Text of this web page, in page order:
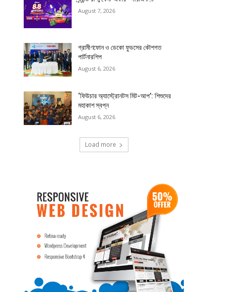
August 7, 2026
গ্রামীণফোন ও ডেকো ফুডসের কৌশগত
পার্টনারশিপ
August 6, 2026
‘ফিউচার অ্যাস্ট্রোনটস মিট-আপ’: শিশুদের
মহাকাশ স্বপ্ন
August 6, 2026
Load more